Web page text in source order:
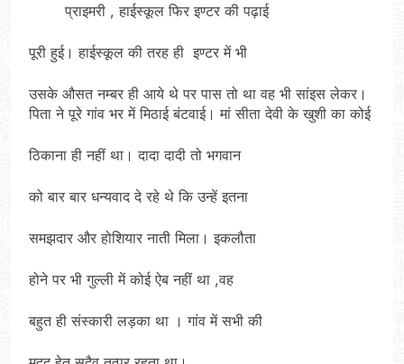
प्राइमरी , हाईस्कूल फिर इण्टर की पढ़ाई
पूरी हुई। हाईस्कूल की तरह ही इण्टर में भी
उसके औसत नम्बर ही आये थे पर पास तो था वह भी सांइस लेकर।
पिता ने पूरे गांव भर में मिठाई बंटवाई। मां सीता देवी के खुशी का कोई
ठिकाना ही नहीं था। दादा दादी तो भगवान
को बार बार धन्यवाद दे रहे थे कि उन्हें इतना
समझदार और होशियार नाती मिला। इकलौता
होने पर भी गुल्ली में कोई ऐब नहीं था ,वह
बहुत ही संस्कारी लड़का था । गांव में सभी की